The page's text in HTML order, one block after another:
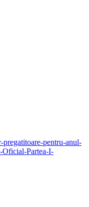
pentru-anul-
Partea-I-